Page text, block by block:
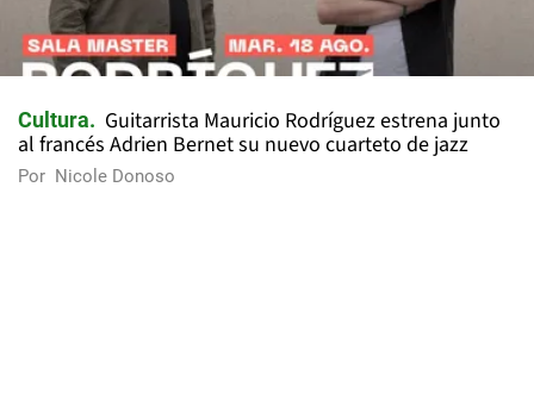
Cultura
Guitarrista Mauricio Rodríguez estrena junto
al francés Adrien Bernet su nuevo cuarteto de jazz
Por Nicole Donoso